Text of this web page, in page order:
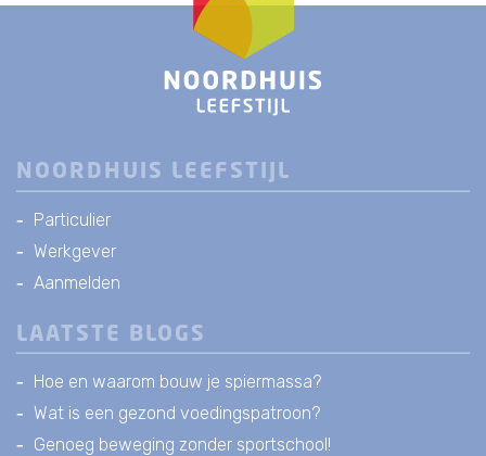
NOORDHUIS LEEFSTIJL
Particulier
Werkgever
Aanmelden
LAATSTE BLOGS
Hoe en waarom bouw je spiermassa?
Wat is een gezond voedingspatroon?
Genoeg beweging zonder sportschool!